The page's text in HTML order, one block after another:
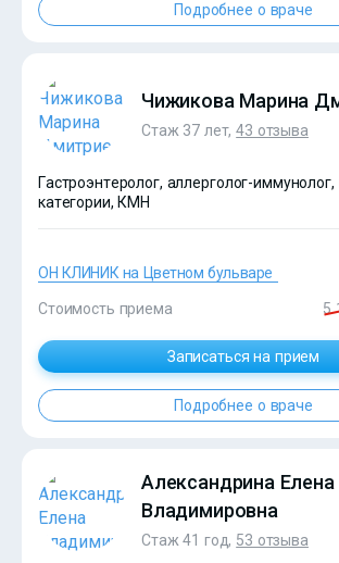
?> Подробнее о враче
?>
Чижикова Марина
Стаж 37 лет,43 отзыва
Гастроэнтеролог, аллерголог-
категории, КМН
ОН КЛИНИК на Цветном бульваре
Стоимость приема 5
Записаться на прием
Подробнее о враче
Александрина Елена
Владимировна
Стаж 41 год, 53 отзыва